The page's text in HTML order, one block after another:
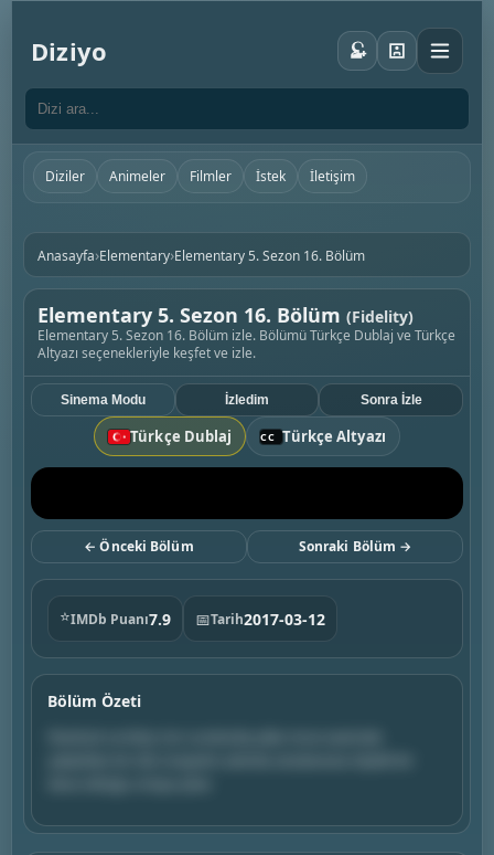
Diziyo
Diziler Animeler Filmler İstek İletişim
Anasayfa›Elementary›Elementary 5. Sezon 16. Bölüm
Elementary 5. Sezon 16. Bölüm (Fidelity)
Elementary 5. Sezon 16. Bölüm izle. Bölümü Türkçe Dublaj ve Türkçe
Altyazı seçenekleriyle keşfet ve izle.
Türkçe Dublaj Türkçe Altyazı
Sinema Modu İzledim Sonra İzle
← Önceki Bölüm Sonraki Bölüm →
⭐IMDb Puanı7.9 📅Tarih2017-03-12
Bölüm Özeti